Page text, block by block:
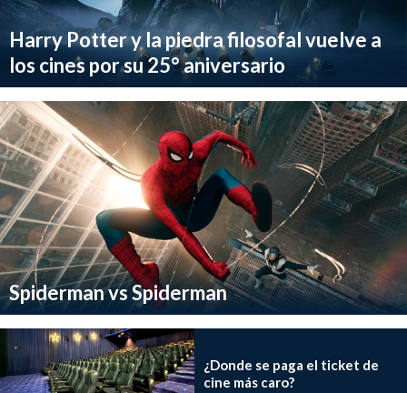
Harry Potter y la piedra filosofal vuelve a
los cines por su 25° aniversario
Spiderman vs Spiderman
¿Donde se paga el ticket de
cine más caro?